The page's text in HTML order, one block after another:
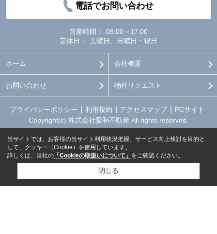
電話でお問い合わせ
営業時間：
09:00～17:00
定休日：
土曜日、日曜日・祝日
ホーム 会社概要
お問い合わせ 物件リクエスト
プライバシーポリシー 利用規約 アクセスマップ
PCサイト
Copyright(c) 株式会社愛和不動産 All rights reserved.
当サイトでは、お客様の当サイト利用状況把握、サービス向上検討を目的と
して、クッキー（Cookie）を使用しています。
詳しくは、当社の 「Cookieの取扱いについて」 をご確認ください。
閉じる